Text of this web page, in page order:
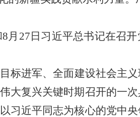
8月 27 日习近平总书记在召
标进军、全面建设社会主义
大复兴关键时期召开的一
习近平同志为核心的党中